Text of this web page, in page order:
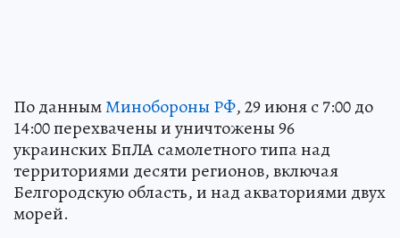
По даннымМинобороны РФ, 29 июня с 7:00 до
14:00 перехвачены и уничтожены 96
украинских БпЛА самолетного типа над
территориями десяти регионов, включая
Белгородскую область, и над акваториями двух
морей.